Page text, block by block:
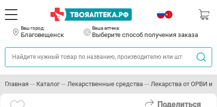
Ваш город:
Благовещенск
Ваша аптека:
Выберите способ получения заказа
Главная Каталог Лекарственные средства Лекарства от ОРВИ и
Поделиться